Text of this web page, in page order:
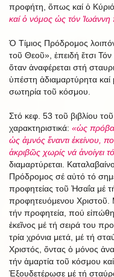
προφήτη, ὅπως καί ὁ
καί ὁ νόμος ὡς τόν
Ὁ Τίμιος Πρόδρομος
τοῦ Θεοῦ», ἐπειδή ἔτσι
ὅταν ἀναφέρεται στή
ὑπέστη ἀδιαμαρτύρητα καί
σωτηρία τοῦ κόσμου.
Στό κεφ. 53 τοῦ βιβλίου
χαρακτηριστικά: «ὡς
ὡς ἀμνός ἔναντι ἐκείνου,
ἀκριβῶς χωρίς νά ἀνοίγει
διαμαρτύρεται.
Πρόδρομος σέ αὐτό τό
προφητείας τοῦ Ἠσαΐα μέ
προφητευόμενου Χριστοῦ.
τήν προφητεία, πού
ἐκεῖνος μέ τή σειρά του
τρία χρόνια μετά, μέ τή
Χριστός, ὄντας ὁ μόνος
τήν ἁμαρτία τοῦ κόσμου
Ἐξουδετέρωσε μέ τή